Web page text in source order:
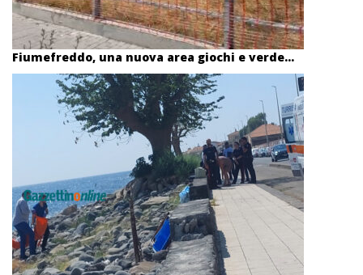
Fiumefreddo, una nuova area giochi e verde...